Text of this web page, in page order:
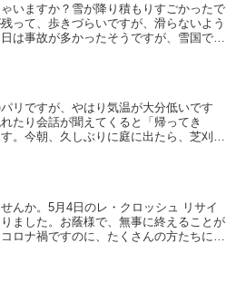
いますか？雪が降り積もりすごかったで
って、歩きづらいですが、滑らないよう
は事故が多かったそうですが、雪国で育
リですが、やはり気温が大分低いです
たり会話が聞えてくると「帰ってき
。今朝、久しぶりに庭に出たら、芝刈り
んか。5月4日のレ・クロッシュ リサイ
ました。お蔭様で、無事に終えることが
ロナ禍ですのに、たくさんの方たちにお